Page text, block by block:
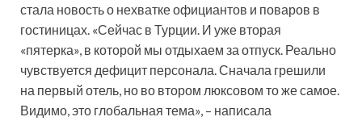
стала новость о нехватке официантов и поваров в
гостиницах. «Сейчас в Турции. И уже вторая
«пятерка», в которой мы отдыхаем за отпуск. Реально
чувствуется дефицит персонала. Сначала грешили
на первый отель, но во втором люксовом то же самое.
Видимо, это глобальная тема», – написала